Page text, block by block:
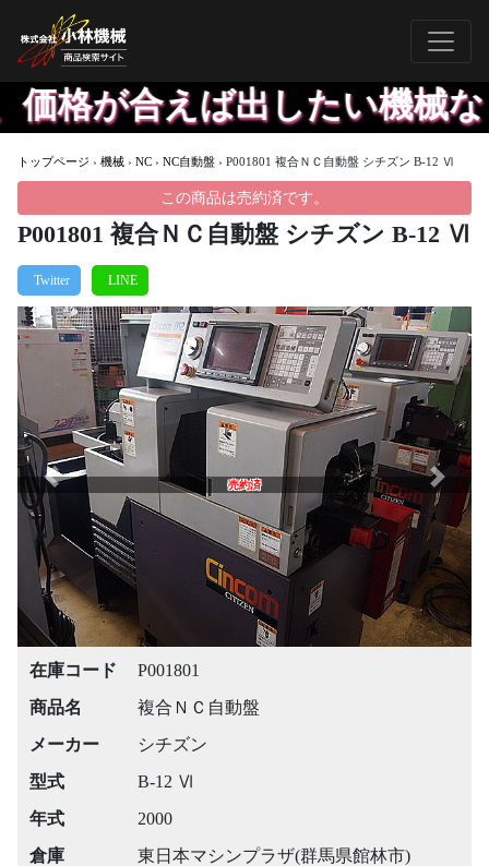
えば出したい機械など、
トップページ › 機械 › NC › NC自動盤 › P001801 複合ＮＣ自動盤 シチズン B-12 Ⅵ
この商品は売約済です。
P001801 複合ＮＣ自動盤 シチズン B-12 Ⅵ
売約済
Previous Next
在庫コード
P001801
商品名
複合ＮＣ自動盤
メーカー
シチズン
型式
B-12 Ⅵ
年式
2000
倉庫
東日本マシンプラザ(群馬県館林市)